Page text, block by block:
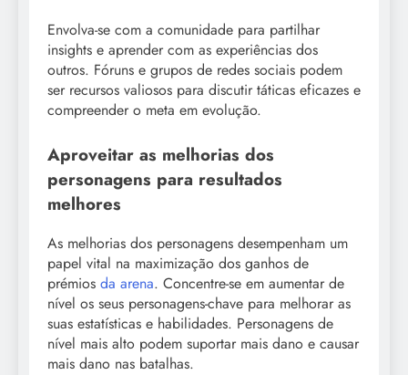
Envolva-se com a comunidade para partilhar
insights e aprender com as experiências dos
outros. Fóruns e grupos de redes sociais podem
ser recursos valiosos para discutir táticas eficazes e
compreender o meta em evolução.
Aproveitar as melhorias dos
personagens para resultados
melhores
As melhorias dos personagens desempenham um
papel vital na maximização dos ganhos de
prémios da arena. Concentre-se em aumentar de
nível os seus personagens-chave para melhorar as
suas estatísticas e habilidades. Personagens de
nível mais alto podem suportar mais dano e causar
mais dano nas batalhas.